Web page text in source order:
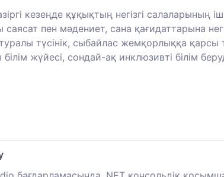
кезеңде құқықтың негізгі
пен мәдениет, сана қағидаттарына
түсінік, сыбайлас жемқорлыққа
жүйесі, сондай-ақ инклюзивті білім